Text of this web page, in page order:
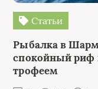
Статьи
Рыбалка в
спокойный риф
трофеем